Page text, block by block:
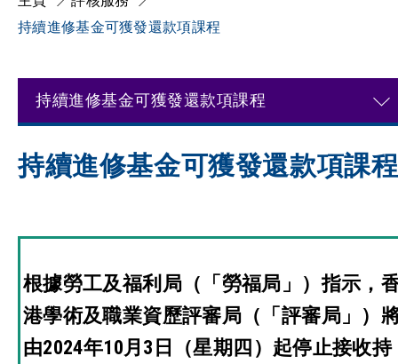
持續進修基金可獲發還款項課程
持續進修基金可獲發還款項課程
持續進修基金可獲發還款項課程
根據勞工及福利局（「勞福局」）指示，
港學術及職業資歷評審局（「評審局」）
由2024年10月3日（星期四）起停止接收持